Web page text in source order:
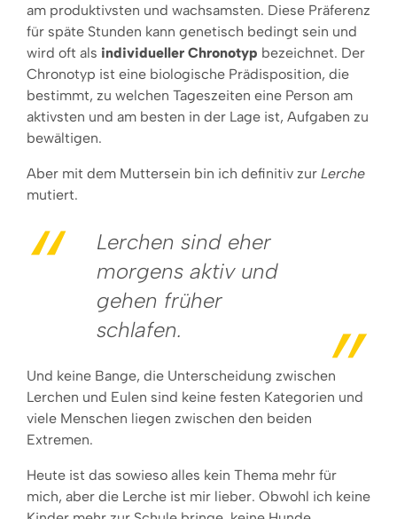
am produktivsten und wachsamsten. Diese Präferenz
für späte Stunden kann genetisch bedingt sein und
wird oft als individueller Chronotyp bezeichnet. Der
Chronotyp ist eine biologische Prädisposition, die
bestimmt, zu welchen Tageszeiten eine Person am
aktivsten und am besten in der Lage ist, Aufgaben zu
bewältigen.
Aber mit dem Muttersein bin ich definitiv zur Lerche
mutiert.
Lerchen sind eher
morgens aktiv und
gehen früher
schlafen.
Und keine Bange, die Unterscheidung zwischen
Lerchen und Eulen sind keine festen Kategorien und
viele Menschen liegen zwischen den beiden
Extremen.
Heute ist das sowieso alles kein Thema mehr für
mich, aber die Lerche ist mir lieber. Obwohl ich keine